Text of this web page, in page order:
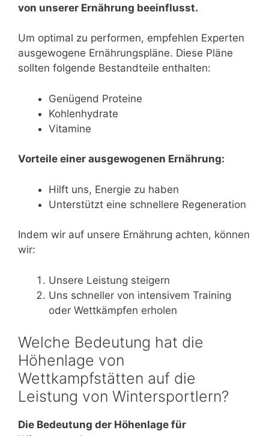
von unserer Ernährung beeinflusst.
Um optimal zu performen, empfehlen Experten
ausgewogene Ernährungspläne. Diese Pläne
sollten folgende Bestandteile enthalten:
Genügend Proteine
Kohlenhydrate
Vitamine
Vorteile einer ausgewogenen Ernährung:
Hilft uns, Energie zu haben
Unterstützt eine schnellere Regeneration
Indem wir auf unsere Ernährung achten, können
wir:
Unsere Leistung steigern
Uns schneller von intensivem Training
oder Wettkämpfen erholen
Welche Bedeutung hat die
Höhenlage von
Wettkampfstätten auf die
Leistung von Wintersportlern?
Die Bedeutung der Höhenlage für